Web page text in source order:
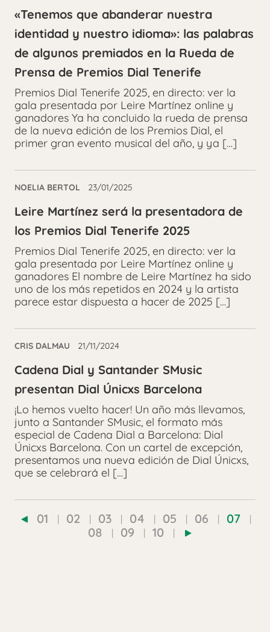
«Tenemos que abanderar nuestra
identidad y nuestro idioma»: las palabras
de algunos premiados en la Rueda de
Prensa de Premios Dial Tenerife
Premios Dial Tenerife 2025, en directo: ver la
gala presentada por Leire Martínez online y
ganadores Ya ha concluido la rueda de prensa
de la nueva edición de los Premios Dial, el
primer gran evento musical del año, y ya […]
NOELIA BERTOL 23/01/2025
Leire Martínez será la presentadora de
los Premios Dial Tenerife 2025
Premios Dial Tenerife 2025, en directo: ver la
gala presentada por Leire Martínez online y
ganadores El nombre de Leire Martínez ha sido
uno de los más repetidos en 2024 y la artista
parece estar dispuesta a hacer de 2025 […]
CRIS DALMAU 21/11/2024
Cadena Dial y Santander SMusic
presentan Dial Únicxs Barcelona
¡Lo hemos vuelto hacer! Un año más llevamos,
junto a Santander SMusic, el formato más
especial de Cadena Dial a Barcelona: Dial
Únicxs Barcelona. Con un cartel de excepción,
presentamos una nueva edición de Dial Únicxs,
que se celebrará el […]
01 02 03 04 05 06
07
08
09 10